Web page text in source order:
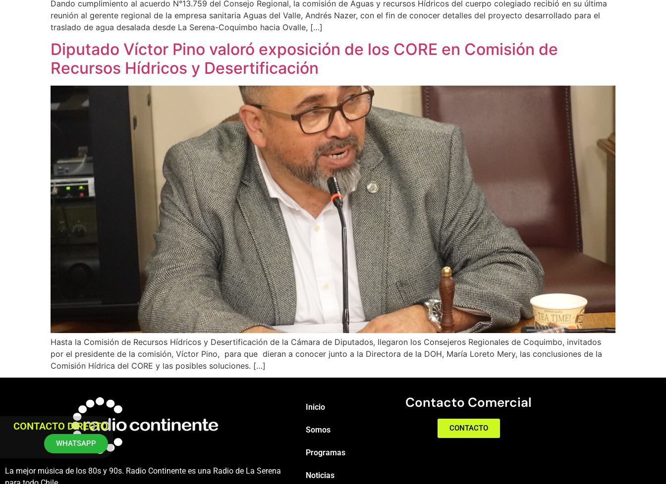
Dando cumplimiento al acuerdo N°13.759 del Consejo Regional, la comisión de Aguas y recursos Hídricos del cuerpo colegiado recibió en su última
reunión al gerente regional de la empresa sanitaria Aguas del Valle, Andrés Nazer, con el fin de conocer detalles del proyecto desarrollado para el
traslado de agua desalada desde La Serena-Coquimbo hacia Ovalle, […]
Diputado Víctor Pino valoró exposición de los CORE en Comisión de
Recursos Hídricos y Desertificación
Hasta la Comisión de Recursos Hídricos y Desertificación de la Cámara de Diputados, llegaron los Consejeros Regionales de Coquimbo, invitados
por el presidente de la comisión, Víctor Pino, para que dieran a conocer junto a la Directora de la DOH, María Loreto Mery, las conclusiones de la
Comisión Hídrica del CORE y las posibles soluciones. […]
La mejor música de los 80s y 90s. Radio Continente es una Radio de La Serena
Inicio
Somos
Programas
Noticias
Contacto Comercial
CONTACTO
CONTACTO DIRECTO
WHATSAPP